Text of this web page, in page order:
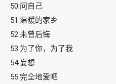
50.问自己
51.温暖的家乡
52.未曾后悔
53.为了你，为了我
54.妄想
55.完全地爱吧